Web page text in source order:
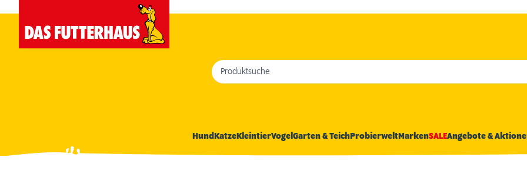
Produktsuche
HundKatzeKleintierVogel Garten & TeichProbierweltMarkenSALEAngebote &